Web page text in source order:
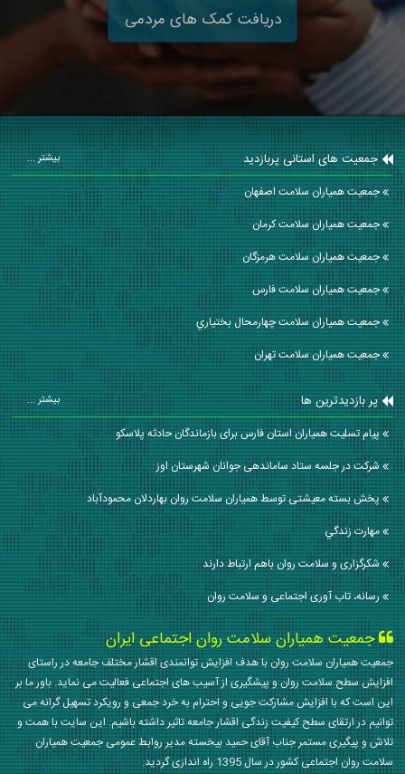
دریافت کمک های مردمی
جمعیت های استانی پربازدید بیشتر ...
جمعیت همیاران سلامت اصفهان
جمعیت همیاران سلامت كرمان
جمعیت همیاران سلامت هرمزگان
جمعیت همیاران سلامت فارس
جمعیت همیاران سلامت چهارمحال بختياري
جمعیت همیاران سلامت تهران
پر بازدیدترین ها بیشتر ...
پیام تسلیت همیاران استان فارس برای بازماندگان حادثه پلاسکو
شرکت در جلسه ستاد ساماندهی جوانان شهرستان اوز
پخش بسته معیشتی توسط همیاران سلامت روان بهاردلان محمودآباد
مهارت زندگي
شکرگزاری و سلامت روان باهم ارتباط دارند
رسانه، تاب‌ آوری اجتماعی و سلامت روان
جمعیت همیاران سلامت روان اجتماعی ایران
جمعیت همیاران سلامت روان با هدف افزایش توانمندی اقشار مختلف جامعه در راستای
افزایش سطح سلامت روان و پیشگیری از آسیب های اجتماعی فعالیت می نماید. باور ما بر
این است که با افزایش مشارکت جویی و احترام به خرد جمعی و رویکرد تسهیل گرانه می
توانیم در ارتقای سطح کیفیت زندگی اقشار جامعه تاثیر داشته باشیم. این سایت با همت و
تلاش و پیگیری مستمر جناب آقای حمید بیخسته مدیر روابط عمومی جمعیت همیاران
سلامت روان اجتماعی کشور در سال 1395 راه اندازی گردید.